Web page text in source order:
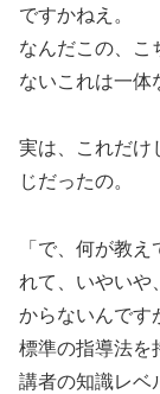
ですかねえ。
なんだこの、こ
ないこれは一体
実は、これだけ
じだったの。
「で、何が教
れて、いやいや
からないんです
標準の指導法を
講者の知識レベ